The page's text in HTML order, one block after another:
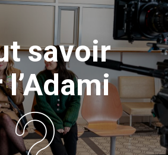
savoir
l’Adami